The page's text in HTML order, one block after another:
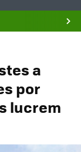
a
por
lucrem